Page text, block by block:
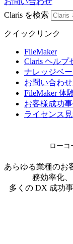
Claris を検索
クイックリンク
FileMaker
Claris ヘルプ
ナレッジベ
お問い合わ
FileMaker 体
お客様成功事
ライセンス
ロー
あらゆる業種のお
務効率化
多くの DX 成功